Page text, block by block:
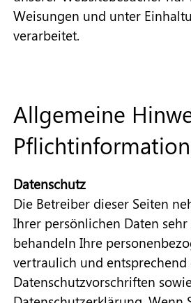
Weisungen und unter
verarbeitet.
Allgemeine
Datenschutz
Die Betreiber dieser Seiten
Ihrer persönlichen Daten
behandeln Ihre
vertraulich und entsprechend
Datenschutzvorschriften